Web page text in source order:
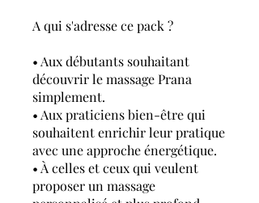
A qui s'adresse ce pack ?
• Aux débutants souhaitant
découvrir le massage Prana
simplement.
• Aux praticiens bien-être qui
souhaitent enrichir leur pratique
avec une approche énergétique.
• À celles et ceux qui veulent
proposer un massage